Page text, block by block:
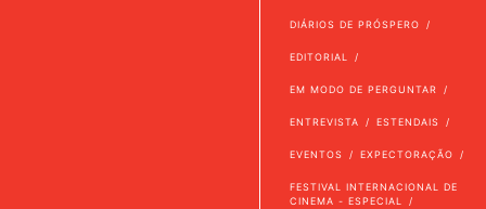
DIÁRIOS DE PRÓSPERO
EDITORIAL
EM MODO DE PERGUNTAR
ENTREVISTA ESTENDAIS
EVENTOS EXPECTORAÇÃO
FESTIVAL INTERNACIONAL DE
CINEMA - ESPECIAL